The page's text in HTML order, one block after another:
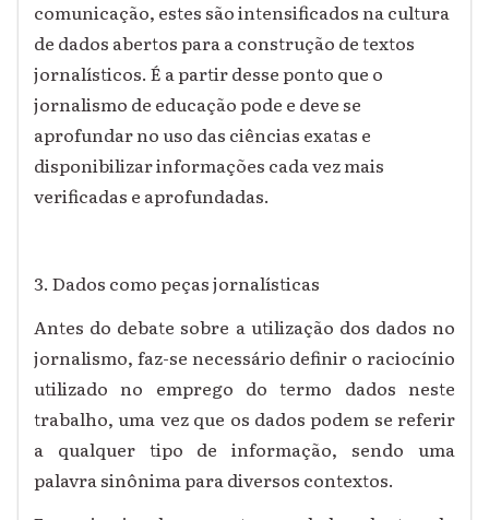
comunicação, estes são intensificados na cultura
de dados abertos para a construção de textos
jornalísticos. É a partir desse ponto que o
jornalismo de educação pode e deve se
aprofundar no uso das ciências exatas e
disponibilizar informações cada vez mais
verificadas e aprofundadas.
3. Dados como peças jornalísticas
Antes do debate sobre a utilização dos dados no
jornalismo, faz-se necessário definir o raciocínio
utilizado no emprego do termo dados neste
trabalho, uma vez que os dados podem se referir
a qualquer tipo de informação, sendo uma
palavra sinônima para diversos contextos.